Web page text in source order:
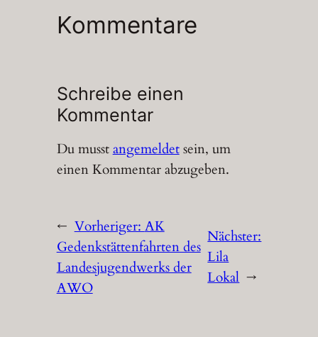
Kommentare
Schreibe einen
Kommentar
Du musstangemeldetsein, um
einen Kommentar abzugeben.
← Vorheriger: AK
Gedenkstättenfahrten des
Landesjugendwerks der
AWO
Nächster:
Lila
Lokal →